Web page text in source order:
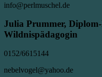
info@perlmuschel.de
Julia Prummer,
Wildnispädagogin
0152/6615144
nebelvogel@yahoo.de